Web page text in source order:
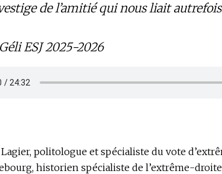
de l’amitié qui nous liait
ESJ 2025-2026
politologue et spécialiste du vote
historien spécialiste de l’extrême-